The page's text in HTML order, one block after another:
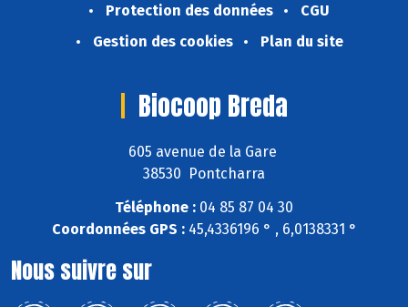
Protection des données
CGU
Gestion des cookies
Plan du site
Biocoop Breda
605 avenue de la Gare
38530 Pontcharra
Téléphone : 04 85 87 04 30
Coordonnées GPS :45,4336196 ° , 6,0138331 °
Nous suivre sur